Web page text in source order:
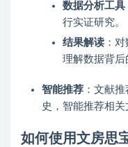
数据分析工具
行实证研究。
结果解读 ：
理解数据背后
智能推荐 ：文献
史，智能推荐相关
如何使用文房思